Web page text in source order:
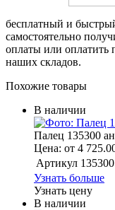
бесплатный и
самостоятельно
оплаты или оплатить
наших складов.
Похожие товары
В наличии
Палец 135300
Цена: от 4
Артикул 135300
Узнать больше
Узнать цену
В наличии